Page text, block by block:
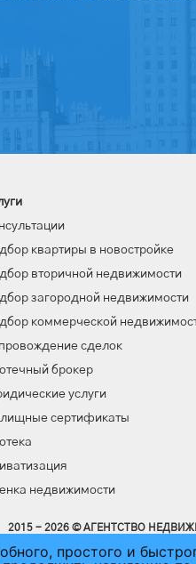
квартиры в новостройке
вторичной недвижимости
загородной недвижимости
коммерческой
сделок
брокер
услуги
сертификаты
недвижимости
2015 - 2026 © АГЕНТСТВО
ПОЛЬЗОВАТЕЛЬСКОЕ
простого и